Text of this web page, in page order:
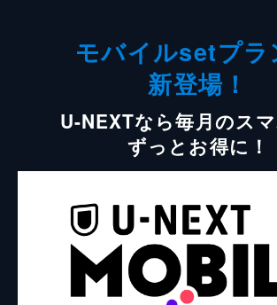
モバイルsetプラ
新登場！
U-NEXTなら毎月のス
ずっとお得に！